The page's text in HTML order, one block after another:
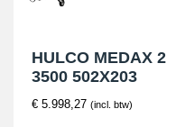
HULCO MEDAX 2
3500 502X203
€ 5.998,27 (incl. btw)